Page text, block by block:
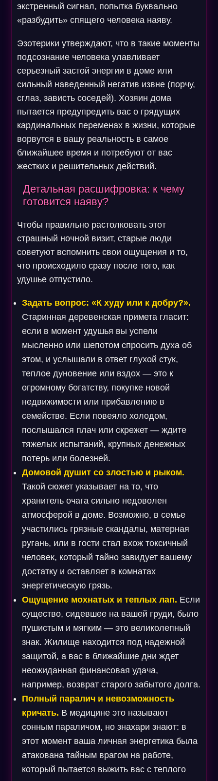
экстренный сигнал, попытка буквально
«разбудить» спящего человека наяву.
Эзотерики утверждают, что в такие моменты
подсознание человека улавливает
серьезный застой энергии в доме или
сильный наведенный негатив извне (порчу,
сглаз, зависть соседей). Хозяин дома
пытается предупредить вас о грядущих
кардинальных переменах в жизни, которые
ворвутся в вашу реальность в самое
ближайшее время и потребуют от вас
жестких и решительных действий.
Детальная расшифровка: к чему
готовится наяву?
Чтобы правильно растолковать этот
страшный ночной визит, старые люди
советуют вспомнить свои ощущения и то,
что происходило сразу после того, как
удушье отпустило.
Задать вопрос: «К худу или к добру?».
Старинная деревенская примета гласит:
если в момент удушья вы успели
мысленно или шепотом спросить духа об
этом, и услышали в ответ глухой стук,
теплое дуновение или вздох — это к
огромному богатству, покупке новой
недвижимости или прибавлению в
семействе. Если повеяло холодом,
послышался плач или скрежет — ждите
тяжелых испытаний, крупных денежных
потерь или болезней.
Домовой душит со злостью и рыком.
Такой сюжет указывает на то, что
хранитель очага сильно недоволен
атмосферой в доме. Возможно, в семье
участились грязные скандалы, матерная
ругань, или в гости стал вхож токсичный
человек, который тайно завидует вашему
достатку и оставляет в комнатах
энергетическую грязь.
Ощущение мохнатых и теплых лап. Если
существо, сидевшее на вашей груди, было
пушистым и мягким — это великолепный
знак. Жилище находится под надежной
защитой, а вас в ближайшие дни ждет
неожиданная финансовая удача,
например, возврат старого забытого долга.
Полный паралич и невозможность
кричать. В медицине это называют
сонным параличом, но знахари знают: в
этот момент ваша личная энергетика была
атакована тайным врагом на работе,
который пытается выжить вас с теплого